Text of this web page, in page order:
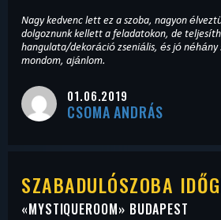
Nagy kedvenc lett ez a szoba, nagyon
dolgoznunk kellett a feladatokon, de
hangulata/dekoráció zseniális, és jó néhány
mondom, ajánlom.
01.06.2019
CSOMA ANDRÁS
SZABADULÓSZOBA
«MYSTIQUEROOM» BUDAPEST